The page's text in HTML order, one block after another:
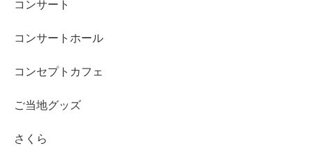
コンサート
コンサートホール
コンセプトカフェ
ご当地グッズ
さくら